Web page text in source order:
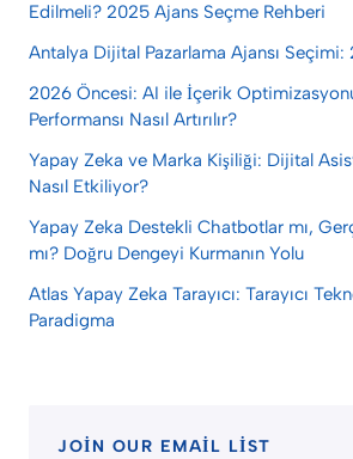
Edilmeli? 2025 Ajans Seçme Rehberi
Antalya Dijital Pazarlama Ajansı Seçimi:
2026 Öncesi: AI ile İçerik
Performansı Nasıl Artırılır?
Yapay Zeka ve Marka Kişiliği: Dijital
Nasıl Etkiliyor?
Yapay Zeka Destekli Chatbotlar mı,
mı? Doğru Dengeyi Kurmanın Yolu
Atlas Yapay Zeka Tarayıcı: Tarayıcı
Paradigma
JOIN OUR EMAIL LIST